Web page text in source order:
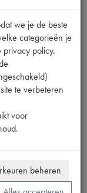
we je de beste
categorieën je
policy.
te verbeteren
voor
beheren